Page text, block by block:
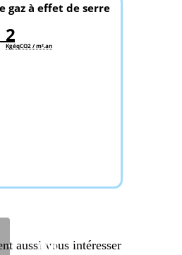
gaz à effet de serre
2
KgéqCO2 / m².an
aussi vous intéresser
000